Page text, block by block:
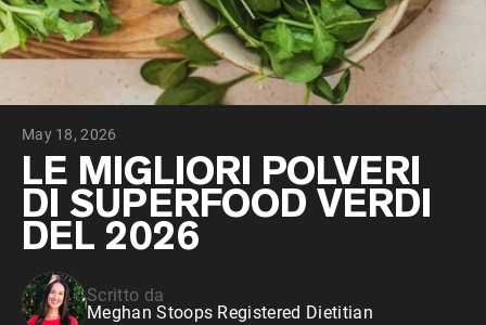
Whey di erba alimentata alla vaniglia
Siero di latte da bovini alimentati a erba
Shop All Protein Powders
VEGAN PROTEIN
Proteina di piselli
May 18, 2026
LE MIGLIORI POLVERI
DI SUPERFOOD VERDI
DEL 2026
Scritto da
Meghan Stoops Registered Dietitian